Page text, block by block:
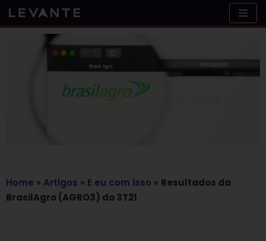
Skip
to
Home » Artigos » E eu com isso » Resultados da
BrasilAgro (AGRO3) do 3T21